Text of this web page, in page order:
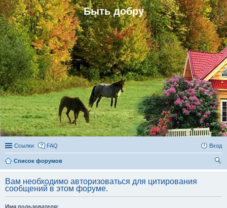
Быть добру
Ссылки FAQ Вход
Список форумов
Вам необходимо авторизоваться для цитирования
сообщений в этом форуме.
Имя пользователя: